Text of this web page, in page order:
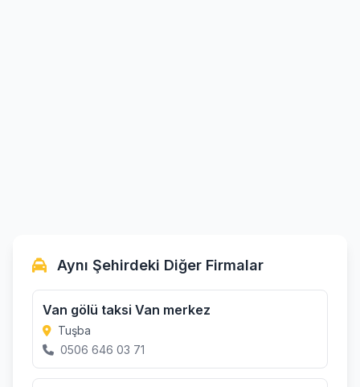
Aynı Şehirdeki Diğer Firmalar
Van gölü taksi Van merkez
Tuşba
0506 646 03 71